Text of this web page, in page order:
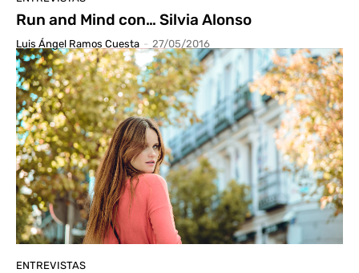
Run and Mind con… Silvia Alonso
Luis Ángel Ramos Cuesta - 27/05/2016
ENTREVISTAS